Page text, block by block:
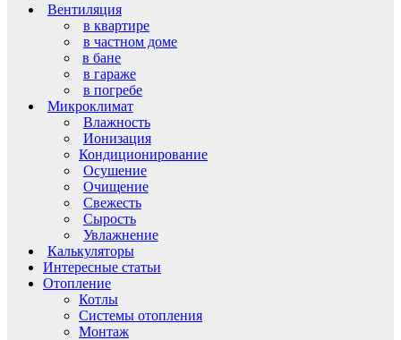
Вентиляция
в квартире
в частном доме
в бане
в гараже
в погребе
Микроклимат
Влажность
Ионизация
Кондиционирование
Осушение
Очищение
Свежесть
Сырость
Увлажнение
Калькуляторы
Интересные статьи
Отопление
Котлы
Системы отопления
Монтаж